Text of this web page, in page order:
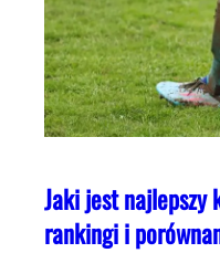
Jaki jest najlepszy
rankingi i